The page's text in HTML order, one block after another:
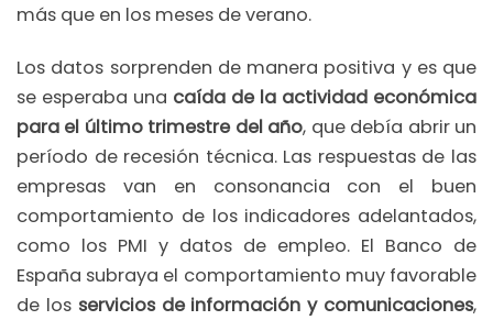
más que en los meses de verano.
Los datos sorprenden de manera positiva y es que
se esperaba una caída de la actividad económica
para el último trimestre del año, que debía abrir un
período de recesión técnica. Las respuestas de las
empresas van en consonancia con el buen
comportamiento de los indicadores adelantados,
como los PMI y datos de empleo. El Banco de
España subraya el comportamiento muy favorable
de los servicios de información y comunicaciones,